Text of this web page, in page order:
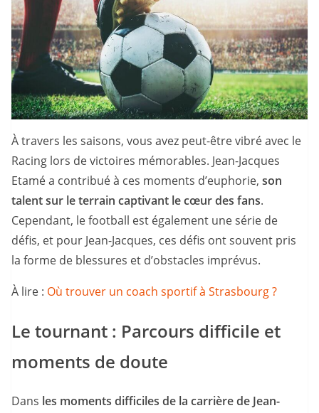
À travers les saisons, vous avez peut-être vibré avec le
Racing lors de victoires mémorables. Jean-Jacques
Etamé a contribué à ces moments d’euphorie, son
talent sur le terrain captivant le cœur des fans.
Cependant, le football est également une série de
défis, et pour Jean-Jacques, ces défis ont souvent pris
la forme de blessures et d’obstacles imprévus.
À lire : Où trouver un coach sportif à Strasbourg ?
Le tournant : Parcours difficile et
moments de doute
Dans les moments difficiles de la carrière de Jean-